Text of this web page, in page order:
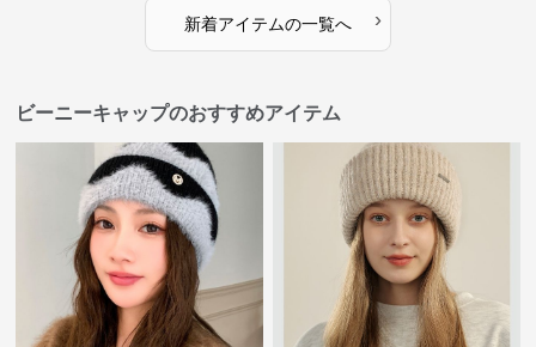
新着アイテムの一覧へ ›
ビーニーキャップのおすすめアイテム